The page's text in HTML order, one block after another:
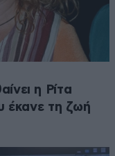
η Ρίτα
έκανε τη ζωή